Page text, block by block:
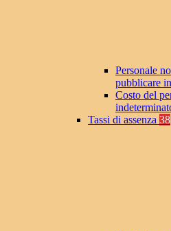
Personale
pubblicare
Costo del
Tassi di assenza 38